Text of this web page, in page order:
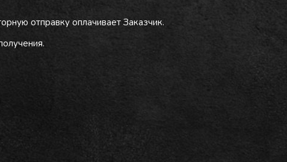
отправку оплачивает Заказчик.